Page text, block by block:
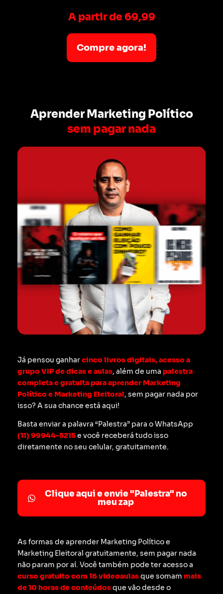
A partir de 69,99
Compre agora!
Aprender Marketing Político
sem pagar nada
Já pensou ganharcinco livros digitais, acesso a
grupo VIP de dicas e aulas, além de uma palestra
completa e gratuita para aprender Marketing
Político e Marketing Eleitoral, sem pagar nada por
isso? A sua chance está aqui!
Basta enviar a palavra “Palestra” para o WhatsApp
(11) 99944-5215e você receberá tudo isso
diretamente no seu celular, gratuitamente.
Clique aqui e envie "Palestra" no
meu zap
As formas de aprender Marketing Político e
Marketing Eleitoral gratuitamente, sem pagar nada
não param por aí. Você também pode ter acesso a
curso gratuito com 16 videoaulasque somam mais
de 10 horas de conteúdosque vão desde o